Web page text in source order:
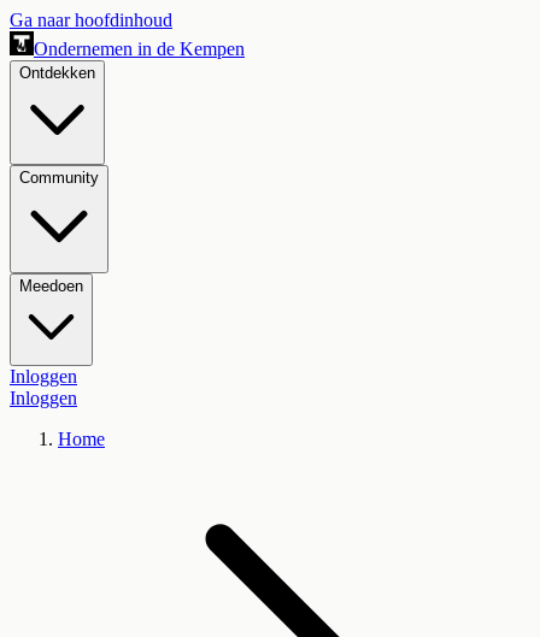
Ga naar hoofdinhoud
Ondernemen in de Kempen
Ontdekken
Community
Meedoen
Inloggen
Inloggen
Home